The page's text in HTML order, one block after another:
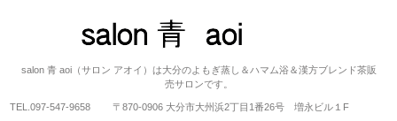
salon 青 aoi
salon 青 aoi（サロン アオイ）は大分のよもぎ蒸し＆ハマム浴＆漢方ブレンド茶販
売サロンです。
TEL. 097-547-9658 〒870-0906 大分市大州浜2丁目1番26号 増永ビル１F